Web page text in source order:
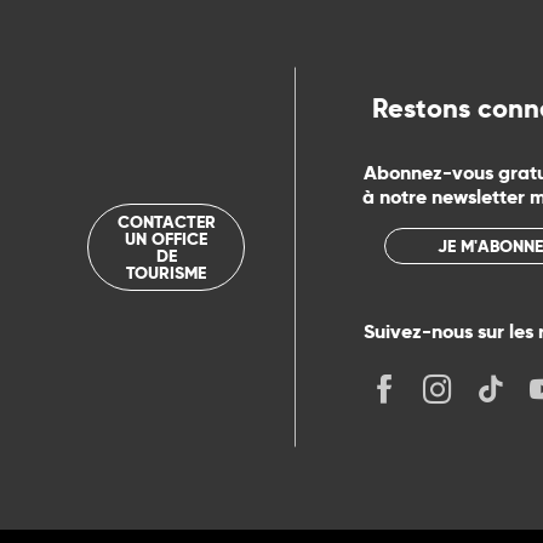
CONTACTER
UN OFFICE
DE
TOURISME
Restons
Abonnez-vous
à notre newsletter
JE M'ABONNE
Suivez-nous sur les